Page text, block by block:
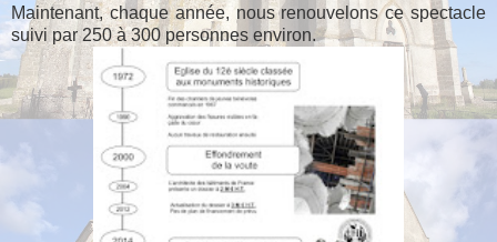
Maintenant, chaque année, nous renouvelons ce spectacle
suivi par 250 à 300 personnes environ.